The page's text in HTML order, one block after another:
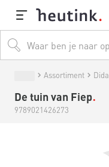
Assortiment
De tuin van Fiep
9789021426273